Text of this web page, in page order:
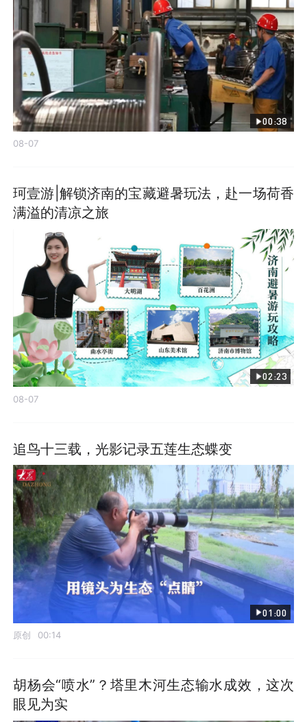
00:38
08-07
珂壹游|解锁济南的宝藏避暑玩法，赴一场荷香
满溢的清凉之旅
02:23
08-07
追鸟十三载，光影记录五莲生态蝶变
01:00
原创 00:14
胡杨会“喷水”？塔里木河生态输水成效，这次
眼见为实